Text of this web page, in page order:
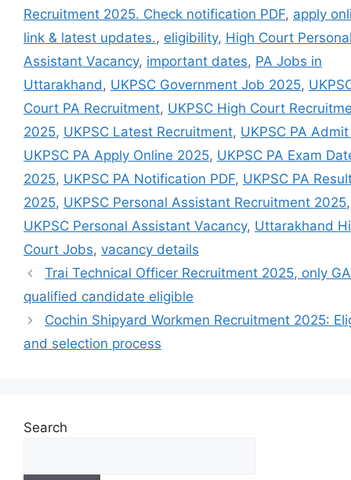
Recruitment 2025. Check notification PDF, apply
link & latest updates., eligibility, High Court
Assistant Vacancy, important dates, PA Jobs in
Uttarakhand, UKPSC Government Job 2025,
Court PA Recruitment, UKPSC High Court
2025, UKPSC Latest Recruitment, UKPSC PA
UKPSC PA Apply Online 2025, UKPSC PA Exam
2025, UKPSC PA Notification PDF, UKPSC PA
2025, UKPSC Personal Assistant Recruitment 2025,
UKPSC Personal Assistant Vacancy, Uttarakhand
Court Jobs, vacancy details
Trai Technical Officer Recruitment 2025, only
qualified candidate eligible
Cochin Shipyard Workmen Recruitment 2025:
and selection process
Search